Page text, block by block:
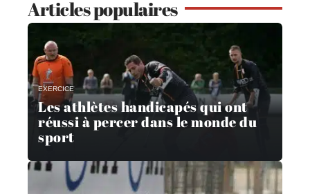
Articles populaires
EXERCICE
Les athlètes handicapés qui ont
réussi à percer dans le monde du
sport